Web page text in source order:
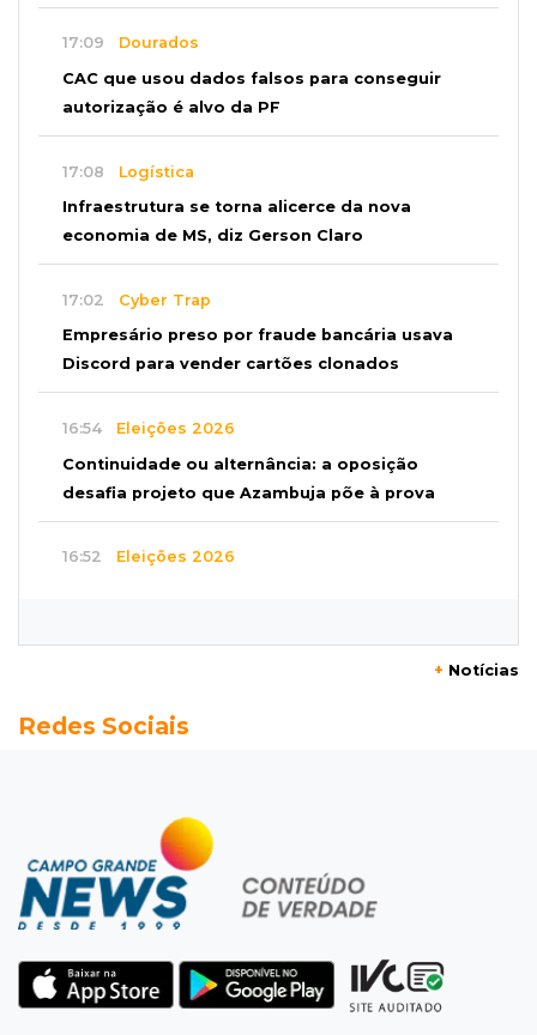
17:09 Dourados
CAC que usou dados falsos para conseguir
autorização é alvo da PF
17:08 Logística
Infraestrutura se torna alicerce da nova
economia de MS, diz Gerson Claro
17:02 Cyber Trap
Empresário preso por fraude bancária usava
Discord para vender cartões clonados
16:54 Eleições 2026
Continuidade ou alternância: a oposição
desafia projeto que Azambuja põe à prova
16:52 Eleições 2026
Com máquinas nas ruas, Vila Nogueira e
Alto risco
Após morte em MS, AGU vai à Justiça para a
retirada do Discord do ar
Polícia Civil pede ajuda para encontrar homem
que matou companheira em Rio Verde
+ Notícias
Redes Sociais